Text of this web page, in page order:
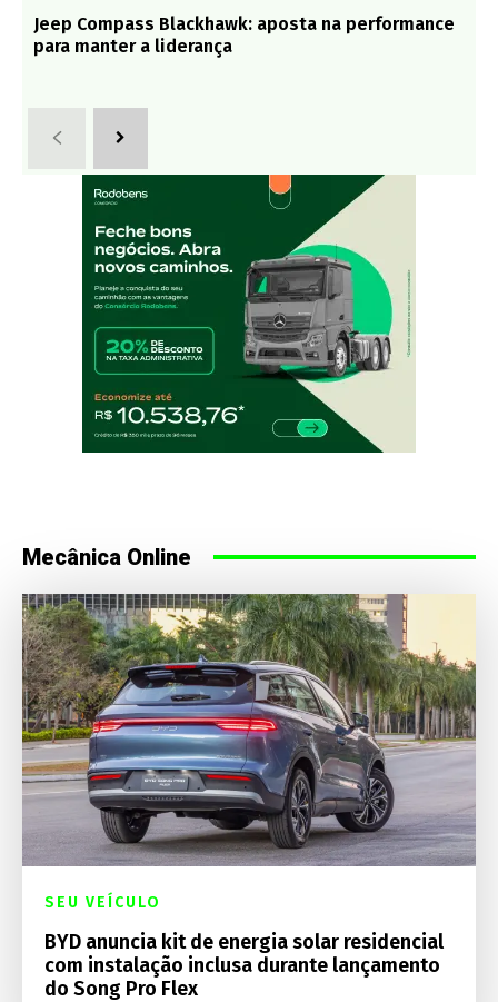
Jeep Compass Blackhawk: aposta na performance
para manter a liderança
Mecânica Online
SEU VEÍCULO
BYD anuncia kit de energia solar residencial
com instalação inclusa durante lançamento
do Song Pro Flex